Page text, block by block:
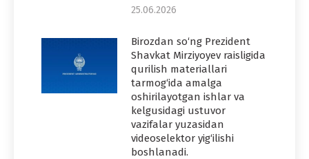
25.06.2026
Birozdan so‘ng Prezident
Shavkat Mirziyoyev raisligida
qurilish materiallari
tarmog‘ida amalga
oshirilayotgan ishlar va
kelgusidagi ustuvor
vazifalar yuzasidan
videoselektor yig‘ilishi
boshlanadi.